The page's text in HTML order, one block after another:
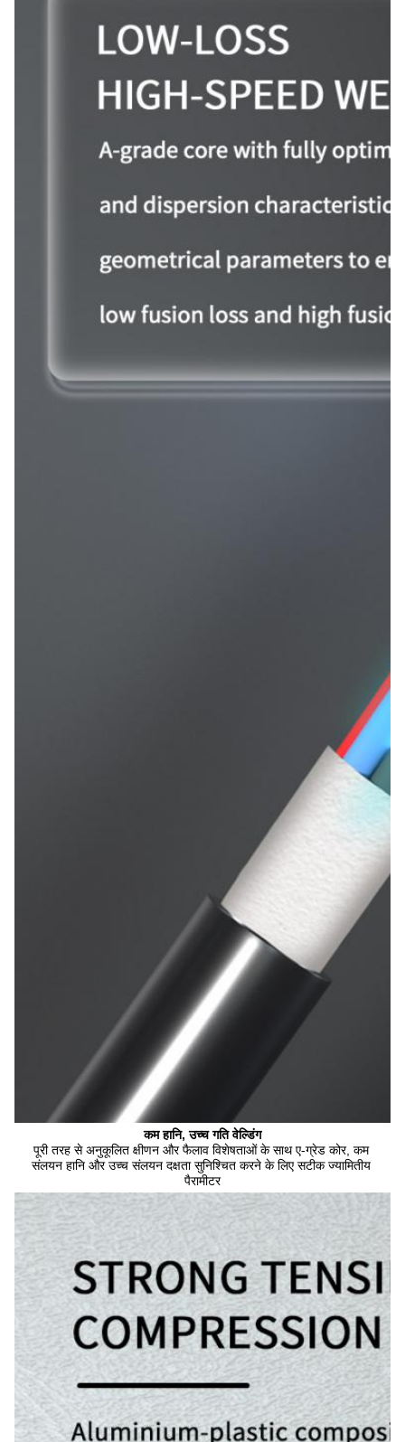
कम हानि, उच्च गति वेल्डिंग
पूरी तरह से अनुकूलित क्षीणन और फैलाव विशेषताओं के साथ ए-ग्रेड कोर, कम
संलयन हानि और उच्च संलयन दक्षता सुनिश्चित करने के लिए सटीक ज्यामितीय
पैरामीटर